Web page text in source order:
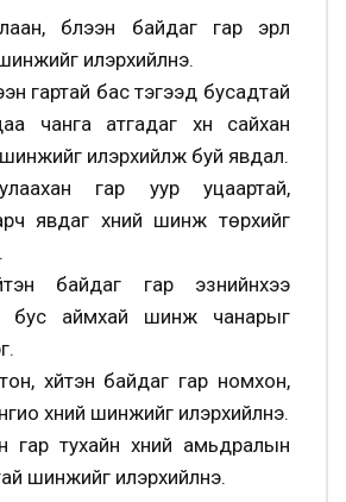
бүлээн байдаг гар эрүүл
илэрхийлнэ.
гартай бас тэгээд бусадтай
чанга атгадаг хүн сайхан
шинжийг илэрхийлж буй явдал.
гар уур уцаартай,
явдаг хүний шинж төрхийг
байдаг гар эзнийнхээ
бус аймхай шинж чанарыг
хүйтэн байдаг гар номхон,
хүний шинжийг илэрхийлнэ.
гар тухайн хүний амьдралын
шинжийг илэрхийлнэ.